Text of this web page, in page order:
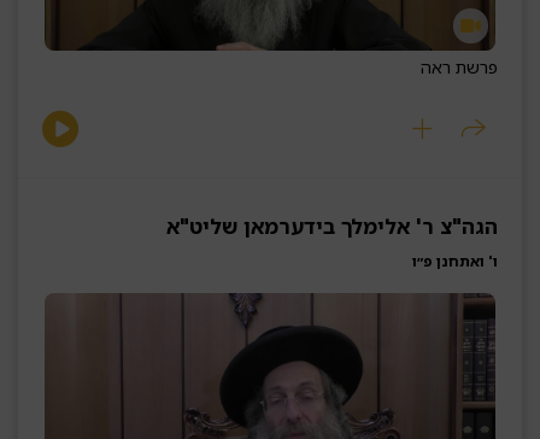
פרשת ראה
הגה"צ ר' אלימלך בידערמאן שליט"א
ו' ואתחנן פ״ו